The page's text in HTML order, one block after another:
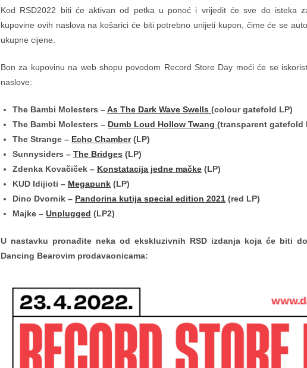
Kod RSD2022 biti će aktivan od petka u ponoć i vrijedit će sve do isteka
kupovine ovih naslova na košarici će biti potrebno unijeti kupon, čime će se
ukupne cijene.
Bon za kupovinu na web shopu povodom Record Store Day moći će se
naslove:
The Bambi Molesters –As The Dark Wave Swells (colour gatefold LP)
The Bambi Molesters – Dumb Loud Hollow Twang (transparent gatefold
The Strange – Echo Chamber(LP)
Sunnysiders – The Bridges (LP)
Zdenka Kovačiček – Konstatacija jedne mačke (LP)
KUD Idijioti – Megapunk (LP)
Dino Dvornik – Pandorina kutija special edition 2021 (red LP)
Majke – Unplugged (LP2)
U nastavku pronađite neka od ekskluzivnih RSD izdanja koja će biti
Dancing Bearovim prodavaonicama: